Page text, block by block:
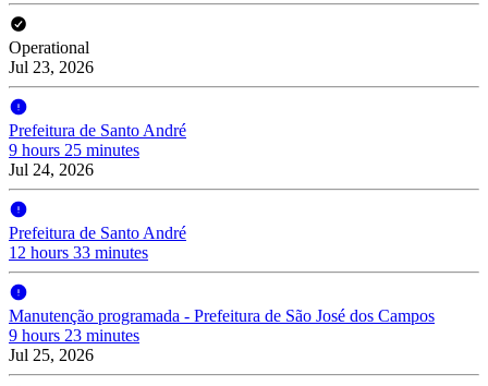
Operational
Jul 23, 2026
Prefeitura de Santo André
9 hours 25 minutes
Jul 24, 2026
Prefeitura de Santo André
12 hours 33 minutes
Manutenção programada - Prefeitura de São José dos Campos
9 hours 23 minutes
Jul 25, 2026